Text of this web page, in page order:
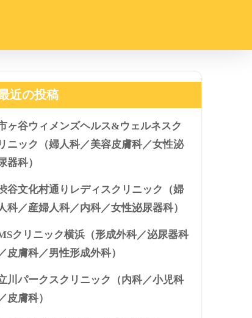
近の投稿
ヶ谷ウィメンズヘルス&ウェルネスク
リニック（婦人科／美容皮膚科／女性泌
器科）
谷文化村通りレディスクリニック（婦
科／産婦人科／内科／女性泌尿器科）
クリニック横浜（形成外科／泌尿器科
皮膚科／男性形成外科）
川パークスクリニック（内科／小児科
皮膚科）